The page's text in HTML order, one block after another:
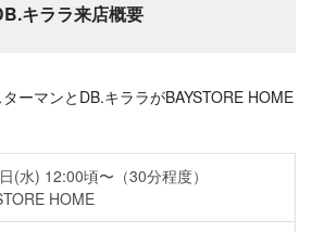
キララ来店概要
ーマンとDB.キララがBAYSTORE HOME
(水) 12:00頃〜（30分程度）
HOME